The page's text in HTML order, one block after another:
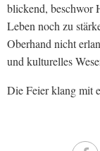
blickend, beschwor
Leben noch zu
Oberhand nicht
und kulturelles
Die Feier klang mit